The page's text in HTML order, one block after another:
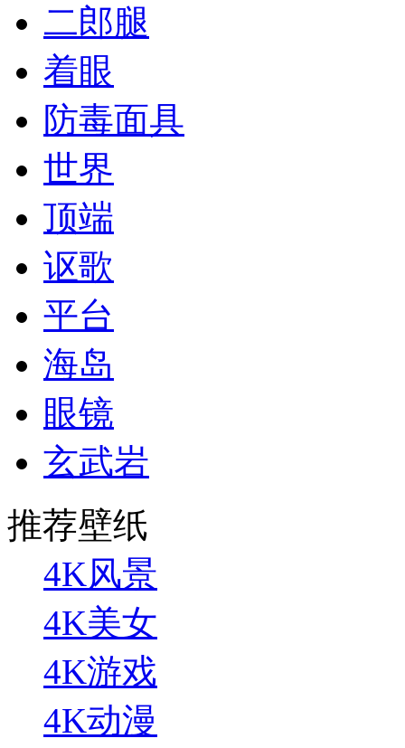
二郎腿
着眼
防毒面具
世界
顶端
讴歌
平台
海岛
眼镜
玄武岩
推荐壁纸
4K风景
4K美女
4K游戏
4K动漫